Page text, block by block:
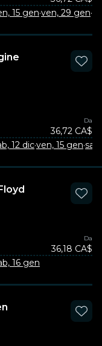
15 gen·ven, 29 gen·
Da
36,72 CA$
12 dic·ven, 15 gen·
Da
36,18 CA$
16 gen